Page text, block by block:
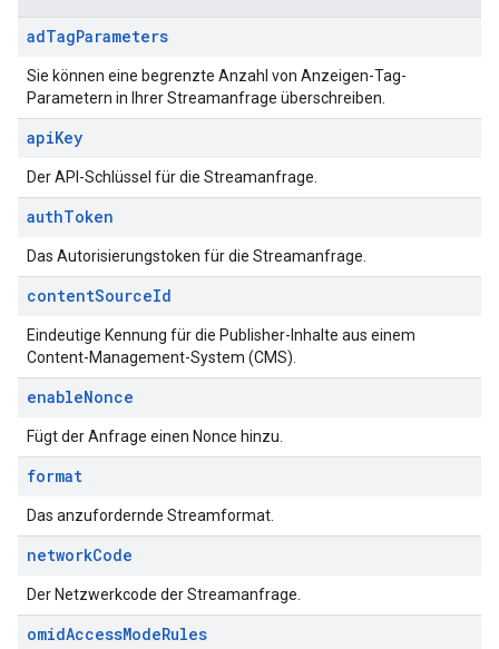
adTagParameters
Sie können eine begrenzte Anzahl von Anzeigen-Tag-
Parametern in Ihrer Streamanfrage überschreiben.
apiKey
Der API-Schlüssel für die Streamanfrage.
authToken
Das Autorisierungstoken für die Streamanfrage.
contentSourceId
Eindeutige Kennung für die Publisher-Inhalte aus einem
Content-Management-System (CMS).
enableNonce
Fügt der Anfrage einen Nonce hinzu.
format
Das anzufordernde Streamformat.
networkCode
Der Netzwerkcode der Streamanfrage.
omidAccessModeRules